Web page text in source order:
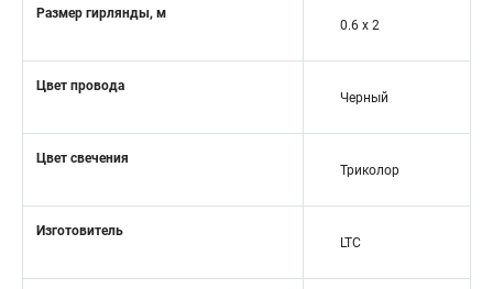
Размер гирлянды, м
0.6 x 2
Цвет провода
Черный
Цвет свечения
Триколор
Изготовитель
LTC